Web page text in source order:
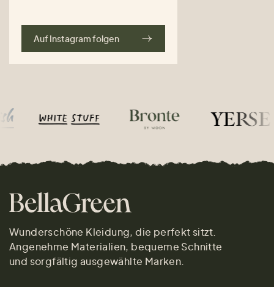
Auf Instagram folgen
Wunderschöne Kleidung, die perfekt sitzt.
Angenehme Materialien, bequeme Schnitte
und sorgfältig ausgewählte Marken.